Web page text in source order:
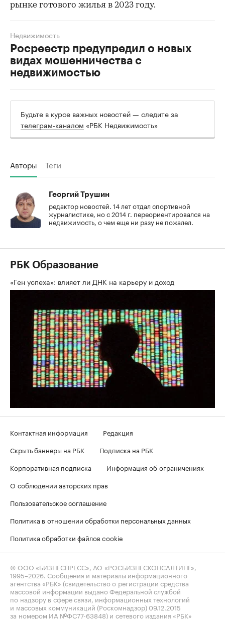
рынке готового жилья в 2023 году.
Росреестр предупредил о новых
видах мошенничества с
недвижимостью
Недвижимость
Будьте в курсе важных новостей — следите за
телеграм-каналом «РБК Недвижимость»
Авторы Теги
Георгий Трушин
редактор новостей. 14 лет отдал спортивной
журналистике, но с 2014 г. переориентировался на
недвижимость, о чем еще ни разу не пожалел.
РБК Образование
«Ген успеха»: влияет ли ДНК на карьеру и доход
Контактная информация
Редакция
Скрыть баннеры на РБК
Подписка на РБК
Корпоративная подписка
Информация об ограничениях
О соблюдении авторских прав
Пользовательское соглашение
Политика в отношении обработки персональных данных
Политика обработки файлов cookie
© ООО «БИЗНЕСПРЕСС», АО «РОСБИЗНЕСКОНСАЛТИНГ»,
1995–2026 . Сообщения и материалы информационного
агентства «РБК» (свидетельство о регистрации средства
массовой информации выдано Федеральной службой
по надзору в сфере связи, информационных технологий
и массовых коммуникаций (Роскомнадзор) 09.12.2015
за номером ИА №ФС77-63848) и сетевого издания «РБК»